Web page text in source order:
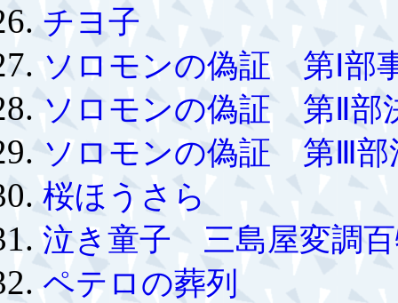
チヨ子
ソロモンの偽証 第Ⅰ部
ソロモンの偽証 第Ⅱ部
ソロモンの偽証 第Ⅲ部
桜ほうさら
泣き童子 三島屋変調百
ペテロの葬列